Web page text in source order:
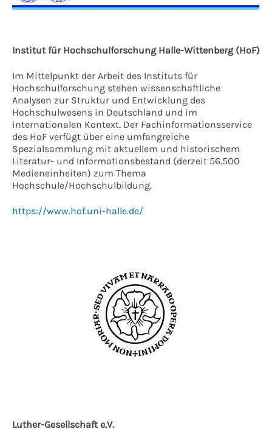
Institut für Hochschulforschung Halle-Wittenberg (HoF)
Im Mittelpunkt der Arbeit des Instituts für
Hochschulforschung stehen wissenschaftliche
Analysen zur Struktur und Entwicklung des
Hochschulwesens in Deutschland und im
internationalen Kontext. Der Fachinformationsservice
des HoF verfügt über eine umfangreiche
Spezialsammlung mit aktuellem und historischem
Literatur- und Informationsbestand (derzeit 56.500
Medieneinheiten) zum Thema
Hochschule/Hochschulbildung.
https://www.hof.uni-halle.de/
Luther-Gesellschaft e.V.